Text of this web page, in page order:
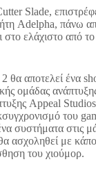
Slade,
Adelpha, πάνω
στο ελάχιστο από
αποτελεί ένα
ομάδας
Appeal Studios
του
συστήματα στις
ασχοληθεί με
του χιούμορ.